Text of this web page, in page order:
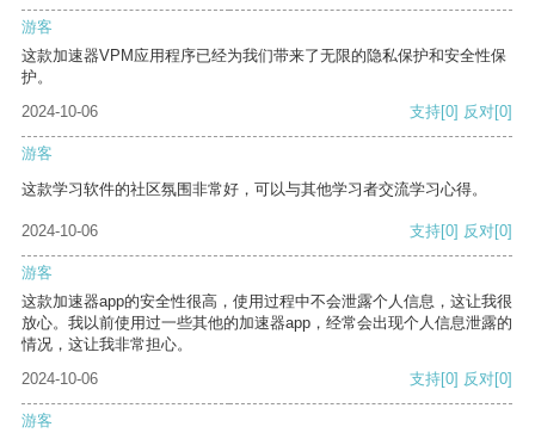
游客
这款加速器VPM应用程序已经为我们带来了无限的隐私保护和安全性保
护。
2024-10-06
支持[0] 反对[0]
游客
这款学习软件的社区氛围非常好，可以与其他学习者交流学习心得。
2024-10-06 支持[0] 反对[0]
游客
这款加速器app的安全性很高，使用过程中不会泄露个人信息，这让我很
放心。我以前使用过一些其他的加速器app，经常会出现个人信息泄露的
情况，这让我非常担心。
2024-10-06
支持[0] 反对[0]
游客